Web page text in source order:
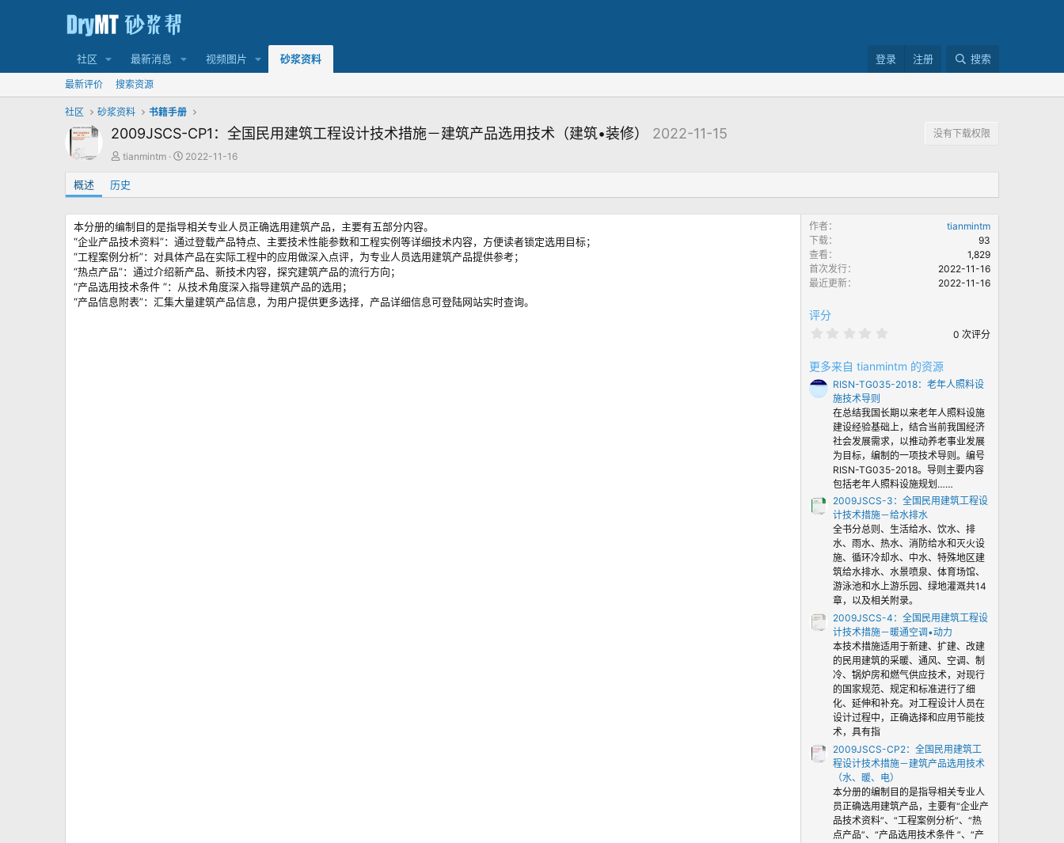
社区 最新消息 视频图片 砂浆资料 登录 注册 搜索
最新评价 搜索资源
社区 砂浆资料 书籍手册
2009JSCS-CP1：全国民用建筑工程设计技术措施－建筑产品选用技术（建筑•装修） 2022-11-15
没有下载权限
作
tianmintm
创
期
2022-11-16
概述 历史
本分册的编制目的是指导相关专业人员正确选用建筑产品，主要有五部分内容。
“企业产品技术资料”：通过登载产品特点、主要技术性能参数和工程实例等详细技术内容，方便读者锁定选用目标；
“工程案例分析”：对具体产品在实际工程中的应用做深入点评，为专业人员选用建筑产品提供参考；
“热点产品”：通过介绍新产品、新技术内容，探究建筑产品的流行方向；
“产品选用技术条件 ”：从技术角度深入指导建筑产品的选用；
“产品信息附表”：汇集大量建筑产品信息，为用户提供更多选择，产品详细信息可登陆网站实时查询。
作者
tianmintm
下载
93
查看
1,829
首次发行
2022-11-16
最近更新
2022-11-16
评分
0
星
0 次评分
更多来自 tianmintm 的资源
RISN-TG035-2018：老年人照料设
施技术导则
在总结我国长期以来老年人照料设施
建设经验基础上，结合当前我国经济
社会发展需求，以推动养老事业发展
为目标，编制的一项技术导则。编号
RISN-TG035-2018。导则主要内容
包括老年人照料设施规划……
2009JSCS-3：全国民用建筑工程设
计技术措施－给水排水
全书分总则、生活给水、饮水、排
水、雨水、热水、消防给水和灭火设
施、循环冷却水、中水、特殊地区建
筑给水排水、水景喷泉、体育场馆、
游泳池和水上游乐园、绿地灌溉共14
章，以及相关附录。
2009JSCS-4：全国民用建筑工程设
计技术措施－暖通空调•动力
本技术措施适用于新建、扩建、改建
的民用建筑的采暖、通风、空调、制
冷、锅炉房和燃气供应技术，对现行
的国家规范、规定和标准进行了细
化、延伸和补充。对工程设计人员在
设计过程中，正确选择和应用节能技
术，具有指
2009JSCS-CP2：全国民用建筑工
程设计技术措施－建筑产品选用技术
（水、暖、电）
本分册的编制目的是指导相关专业人
员正确选用建筑产品，主要有“企业产
品技术资料”、“工程案例分析”、“热
点产品”、“产品选用技术条件 ”、“产